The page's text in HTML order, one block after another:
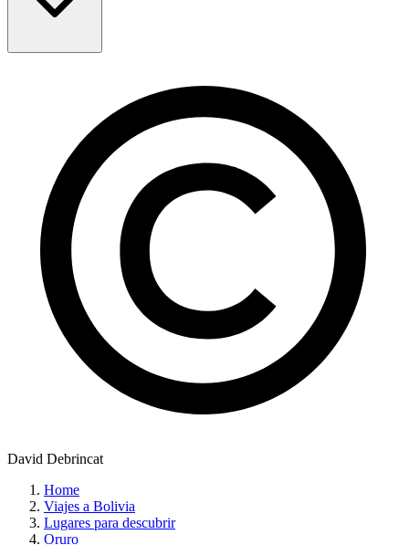
David Debrincat
Home
Viajes a Bolivia
Lugares para descubrir
Oruro